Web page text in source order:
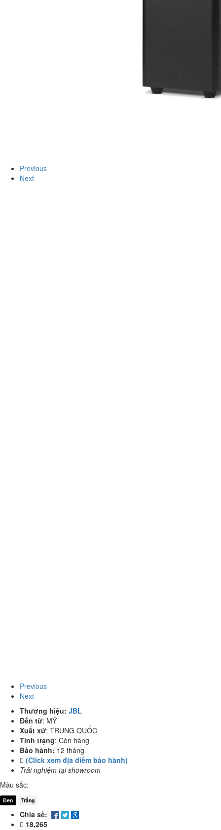
Previous
Next
Previous
Next
Thương hiệu: JBL
Đến từ: MỸ
Xuất xứ: TRUNG QUỐC
Tình trạng: Còn hàng
Bảo hành: 12 tháng
(Click xem địa điểm bảo hành)
Trải nghiệm tại showroom
Màu sắc:
Đen Trắng
Chia sẻ:
18,265